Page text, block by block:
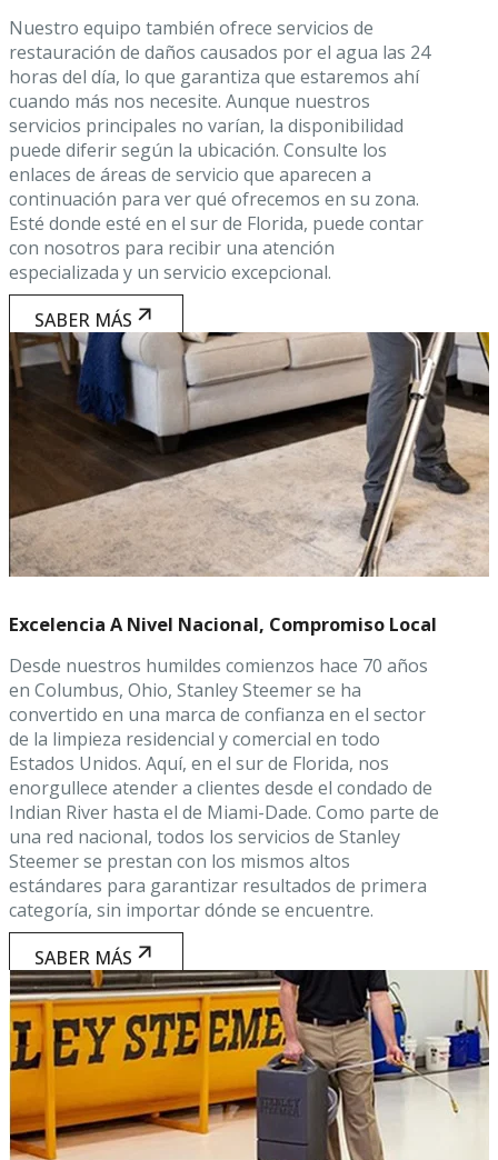
Nuestro equipo también ofrece servicios de
restauración de daños causados por el agua las 24
horas del día, lo que garantiza que estaremos ahí
cuando más nos necesite. Aunque nuestros
servicios principales no varían, la disponibilidad
puede diferir según la ubicación. Consulte los
enlaces de áreas de servicio que aparecen a
continuación para ver qué ofrecemos en su zona.
Esté donde esté en el sur de Florida, puede contar
con nosotros para recibir una atención
especializada y un servicio excepcional.
SABER MÁS
Excelencia A Nivel Nacional, Compromiso Local
Desde nuestros humildes comienzos hace 70 años
en Columbus, Ohio, Stanley Steemer se ha
convertido en una marca de confianza en el sector
de la limpieza residencial y comercial en todo
Estados Unidos. Aquí, en el sur de Florida, nos
enorgullece atender a clientes desde el condado de
Indian River hasta el de Miami-Dade. Como parte de
una red nacional, todos los servicios de Stanley
Steemer se prestan con los mismos altos
estándares para garantizar resultados de primera
categoría, sin importar dónde se encuentre.
SABER MÁS